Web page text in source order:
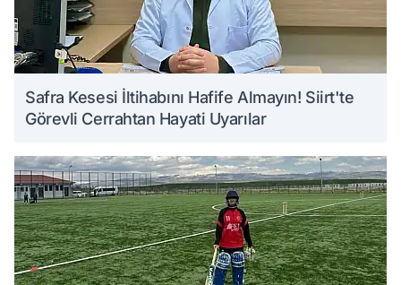
Safra Kesesi İltihabını Hafife Almayın! Siirt'te
Görevli Cerrahtan Hayati Uyarılar